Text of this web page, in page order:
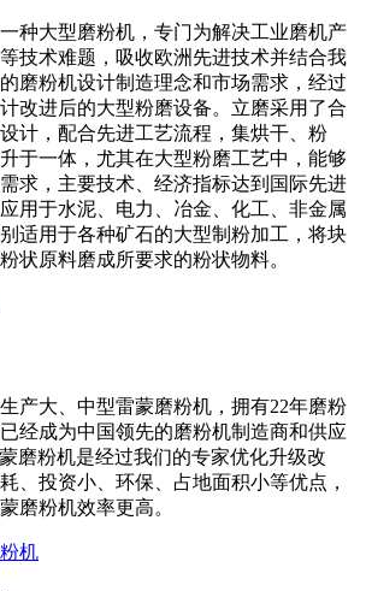
种大型磨粉机，专门为解决工业磨机产
技术难题，吸收欧洲先进技术并结合我
磨粉机设计制造理念和市场需求，经过
改进后的大型粉磨设备。立磨采用了合
计，配合先进工艺流程，集烘干、粉
于一体，尤其在大型粉磨工艺中，能够
求，主要技术、经济指标达到国际先进
用于水泥、电力、冶金、化工、非金属
适用于各种矿石的大型制粉加工，将块
状原料磨成所要求的粉状物料。
产大、中型雷蒙磨粉机，拥有22年磨粉
经成为中国领先的磨粉机制造商和供应
磨粉机是经过我们的专家优化升级改
、投资小、环保、占地面积小等优点，
磨粉机效率更高。